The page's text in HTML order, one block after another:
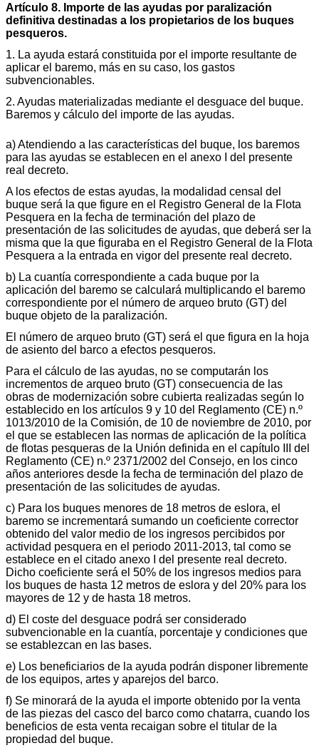
Artículo 8. Importe de las ayudas por paralización
definitiva destinadas a los propietarios de los buques
pesqueros.
1. La ayuda estará constituida por el importe resultante de
aplicar el baremo, más en su caso, los gastos
subvencionables.
2. Ayudas materializadas mediante el desguace del buque.
Baremos y cálculo del importe de las ayudas.
a) Atendiendo a las características del buque, los baremos
para las ayudas se establecen en el anexo I del presente
real decreto.
A los efectos de estas ayudas, la modalidad censal del
buque será la que figure en el Registro General de la Flota
Pesquera en la fecha de terminación del plazo de
presentación de las solicitudes de ayudas, que deberá ser la
misma que la que figuraba en el Registro General de la Flota
Pesquera a la entrada en vigor del presente real decreto.
b) La cuantía correspondiente a cada buque por la
aplicación del baremo se calculará multiplicando el baremo
correspondiente por el número de arqueo bruto (GT) del
buque objeto de la paralización.
El número de arqueo bruto (GT) será el que figura en la hoja
de asiento del barco a efectos pesqueros.
Para el cálculo de las ayudas, no se computarán los
incrementos de arqueo bruto (GT) consecuencia de las
obras de modernización sobre cubierta realizadas según lo
establecido en los artículos 9 y 10 del Reglamento (CE) n.º
1013/2010 de la Comisión, de 10 de noviembre de 2010, por
el que se establecen las normas de aplicación de la política
de flotas pesqueras de la Unión definida en el capítulo III del
Reglamento (CE) n.º 2371/2002 del Consejo, en los cinco
años anteriores desde la fecha de terminación del plazo de
presentación de las solicitudes de ayudas.
c) Para los buques menores de 18 metros de eslora, el
baremo se incrementará sumando un coeficiente corrector
obtenido del valor medio de los ingresos percibidos por
actividad pesquera en el periodo 2011-2013, tal como se
establece en el citado anexo I del presente real decreto.
Dicho coeficiente será el 50% de los ingresos medios para
los buques de hasta 12 metros de eslora y del 20% para los
mayores de 12 y de hasta 18 metros.
d) El coste del desguace podrá ser considerado
subvencionable en la cuantía, porcentaje y condiciones que
se establezcan en las bases.
e) Los beneficiarios de la ayuda podrán disponer libremente
de los equipos, artes y aparejos del barco.
f) Se minorará de la ayuda el importe obtenido por la venta
de las piezas del casco del barco como chatarra, cuando los
beneficios de esta venta recaigan sobre el titular de la
propiedad del buque.